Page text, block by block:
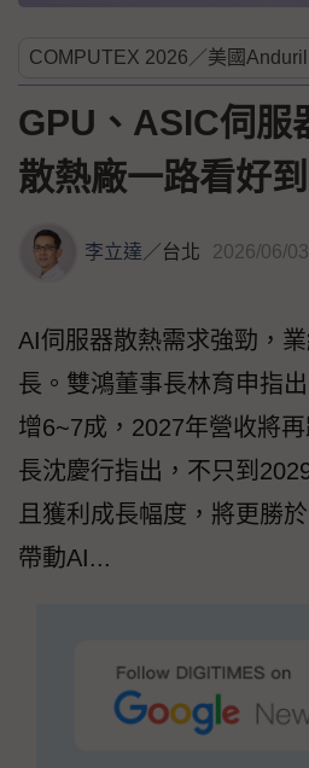
GPU、ASIC伺
散熱廠一路看好
李立達 ／台北 2026/06/03
AI伺服器散熱需求強勁，
長。雙鴻董事長林育申指
增6~7成，2027年營收將
長沈慶行指出，不只到
且獲利成長幅度，將更勝
帶動AI...